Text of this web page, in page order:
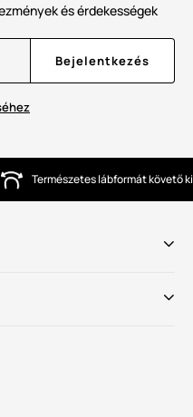
és érdekességek
Bejelentkezés
Természetes lábformát követő